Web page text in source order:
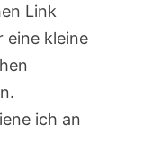
Link
eine kleine
ich an